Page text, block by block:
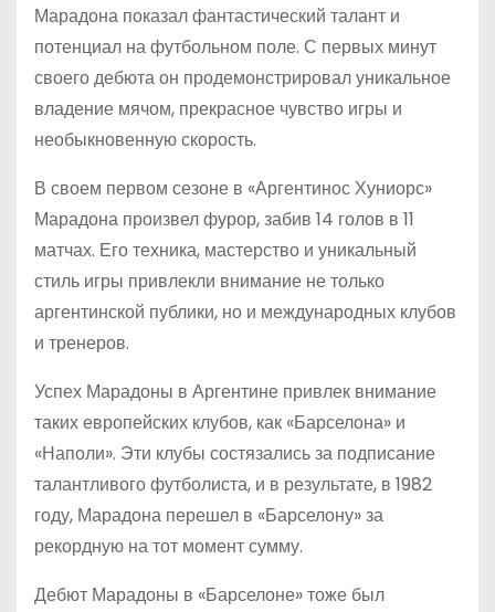
Марадона показал фантастический талант и
потенциал на футбольном поле. С первых минут
своего дебюта он продемонстрировал уникальное
владение мячом, прекрасное чувство игры и
необыкновенную скорость.
В своем первом сезоне в «Аргентинос Хуниорс»
Марадона произвел фурор, забив 14 голов в 11
матчах. Его техника, мастерство и уникальный
стиль игры привлекли внимание не только
аргентинской публики, но и международных клубов
и тренеров.
Успех Марадоны в Аргентине привлек внимание
таких европейских клубов, как «Барселона» и
«Наполи». Эти клубы состязались за подписание
талантливого футболиста, и в результате, в 1982
году, Марадона перешел в «Барселону» за
рекордную на тот момент сумму.
Дебют Марадоны в «Барселоне» тоже был